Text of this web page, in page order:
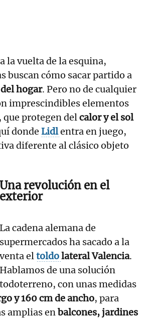
a la vuelta de la esquina,
buscan cómo sacar partido a
hogar. Pero no de cualquier
imprescindibles elementos
, que protegen delcalor y el sol
donde Lidlentra en juego,
diferente al clásico objeto
Una revolución en el
exterior
La cadena alemana de
supermercados ha sacado a la
venta eltoldolateral Valencia.
Hablamos de una solución
todoterreno, con unas medidas
y 160 cm de ancho, para
amplias enbalcones, jardines